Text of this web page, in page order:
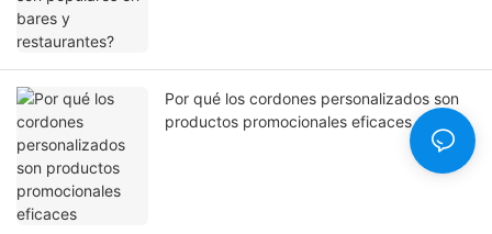
Por qué los cordones personalizados son
productos promocionales eficaces